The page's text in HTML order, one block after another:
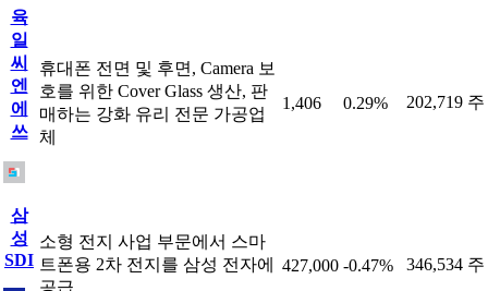
육
일
씨
엔
에
쓰
휴대폰 전면 및 후면, Camera 보
호를 위한 Cover Glass 생산, 판
매하는 강화 유리 전문 가공업
체
1,406 0.29% 202,719 주
삼
성
SDI
소형 전지 사업 부문에서 스마
트폰용 2차 전지를 삼성 전자에
공급
427,000 -0.47% 346,534 주